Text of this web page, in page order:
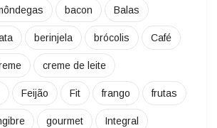
bacon Balas
berinjela brócolis Café
creme de leite
Feijão Fit frango frutas
gourmet Integral